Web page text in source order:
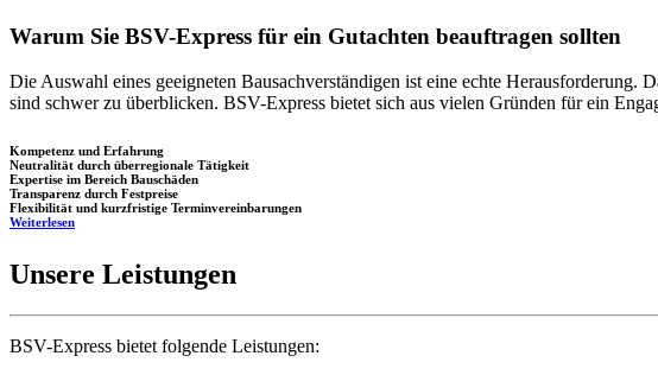
Warum Sie BSV-Express für ein Gutachten beauftragen sollten
Die Auswahl eines geeigneten Bausachverständigen ist eine echte
sind schwer zu überblicken. BSV-Express bietet sich aus vielen Gründen für ein
Kompetenz und Erfahrung
Neutralität durch überregionale Tätigkeit
Expertise im Bereich Bauschäden
Transparenz durch Festpreise
Flexibilität und kurzfristige Terminvereinbarungen
Weiterlesen
Unsere Leistungen
BSV-Express bietet folgende Leistungen: